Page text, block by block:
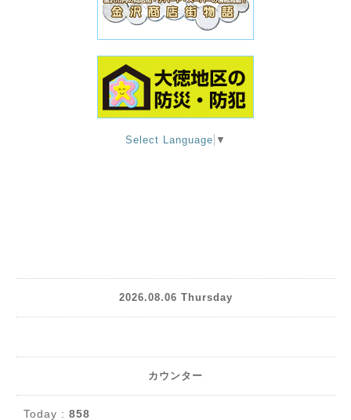
Select Language ▼
2026.08.06 Thursday
カウンター
Today : 858